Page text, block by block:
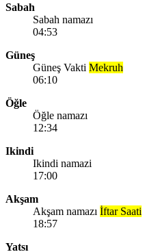
Sabah
Sabah namazı
04:53
Güneş
Güneş Vakti Mekruh
06:10
Öğle
Öğle namazı
12:34
Ikindi
Ikindi namazi
17:00
Akşam
Akşam namazı İftar Saati
18:57
Yatsı